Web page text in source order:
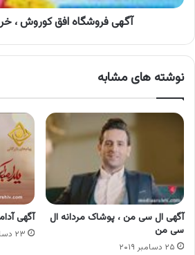
آگهی فروشگاه افق کوروش ،
نوشته های مشابه
آگهی ال سی من ، پوشاک مردانه ال
سی من
۲۵ دسامبر ۲۰۱۹
آگهی
۲۳ دسامبر ۲۰۲۰